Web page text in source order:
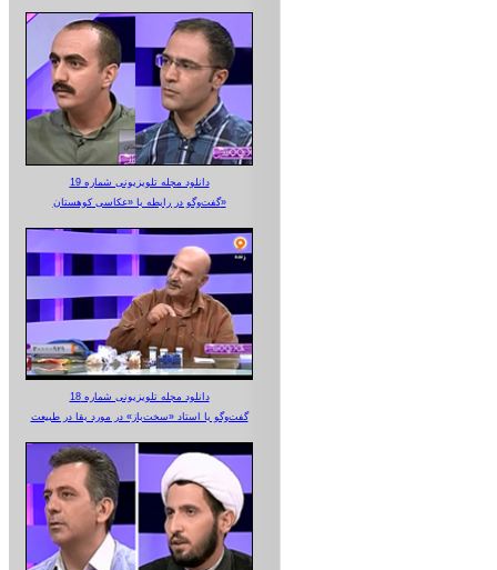
دانلود مجله تلویزیونی شماره 19
گفت‌وگو در رابطه با «عکاسی کوهستان»
دانلود مجله تلویزیونی شماره 18
گفت‌وگو با استاد «سخت‌باز» در مورد بقا در طبیعت